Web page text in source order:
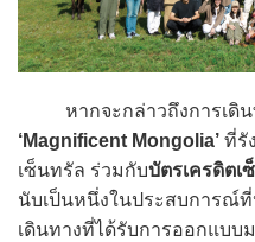
หากจะกล่าวถึงการเดิน
‘Magnificent Mongolia’ ที่รั
เซ็นทรัล ร่วมกับบัตรเครดิตเ
นับเป็นหนึ่งในประสบการณ์ที่
เดินทางที่ได้รับการออกแบบ